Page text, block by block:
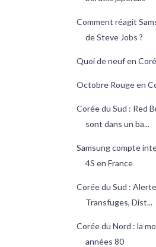
Comment réagit
de Steve Jobs ?
Quoi de neuf en
Octobre Rouge en
Corée du Sud : Red
sont dans un ba...
Samsung compte
4S en France
Corée du Sud :
Transfuges, Dist...
Corée du Nord : la
années 80